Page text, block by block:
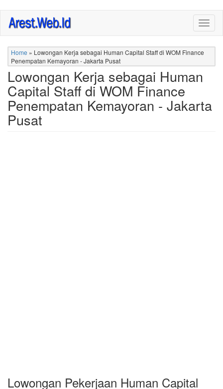
Skip
main
content
Home » Lowongan Kerja sebagai Human Capital Staff di WOM Finance
Penempatan Kemayoran - Jakarta Pusat
Lowongan Kerja sebagai Human
Capital Staff di WOM Finance
Penempatan Kemayoran - Jakarta
Pusat
Lowongan Pekerjaan Human Capital